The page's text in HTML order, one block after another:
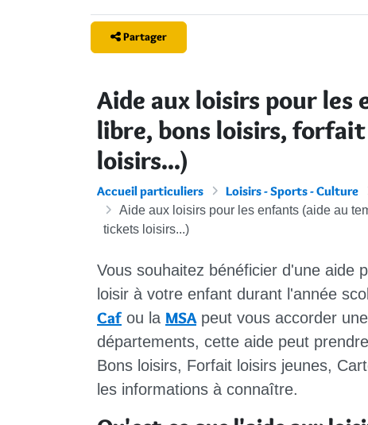
Partager
Aide aux loisirs pour les
libre, bons loisirs,
loisirs...)
Accueil particuliers Loisirs - Sports - Culture
Aide aux loisirs pour les enfants (aide au
tickets loisirs...)
Vous souhaitez bénéficier d'une aide
loisir à votre enfant durant l'année
Caf ou la MSA peut vous accorder
départements, cette aide peut
Bons loisirs, Forfait loisirs jeunes,
les informations à connaître.